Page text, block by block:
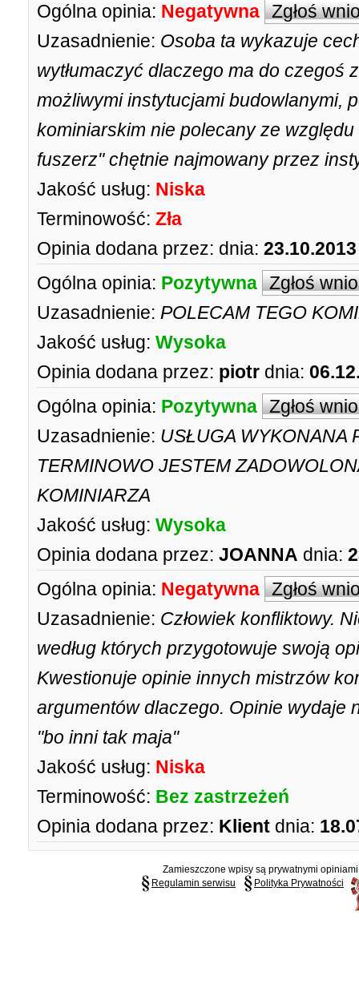
Ogólna opinia: Negatywna Zgłoś
Uzasadnienie: Osoba ta wykazuje
wytłumaczyć dlaczego ma do czegoś
możliwymi instytucjami budowlanymi,
kominiarskim nie polecany ze
fuszerz" chętnie najmowany przez
Jakość usług: Niska
Terminowość: Zła
Opinia dodana przez: dnia:
Ogólna opinia: Pozytywna Zgłoś
Uzasadnienie: POLECAM TEGO
Jakość usług: Wysoka
Opinia dodana przez: piotr dnia:
Ogólna opinia: Pozytywna Zgłoś
Uzasadnienie: USŁUGA WYKONANA
TERMINOWO JESTEM
KOMINIARZA
Jakość usług: Wysoka
Opinia dodana przez: JOANNA dnia:
Ogólna opinia: Negatywna Zgłoś
Uzasadnienie: Człowiek konfliktowy.
według których przygotowuje swoją
Kwestionuje opinie innych mistrzów
argumentów dlaczego. Opinie wydaje
"bo inni tak maja"
Jakość usług: Niska
Terminowość: Bez zastrzeżeń
Opinia dodana przez: Klient dnia:
Zamieszczone wpisy są prywatnymi
Regulamin serwisu
Polityka Prywatności